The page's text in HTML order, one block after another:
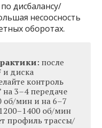
дисбалансу/
несоосность
оборотах.
после
и диска
контроль
3–4 передаче
об/мин и на 6–7
об/мин
профиль трассы/